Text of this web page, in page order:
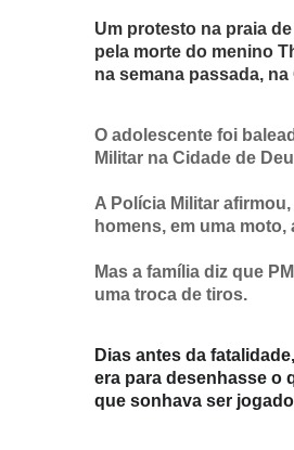
Um protesto na praia
pela morte do menino
na semana passada,
O adolescente foi
Militar na Cidade de
A Polícia Militar
homens, em uma
Mas a família diz que
uma troca de tiros.
Dias antes da
era para desenhasse o
que sonhava ser